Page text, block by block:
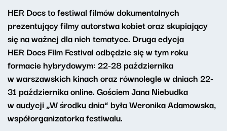
HER Docs to festiwal filmów dokumentalnych
prezentujący filmy autorstwa kobiet oraz skupiający
się na ważnej dla nich tematyce. Druga edycja
HER Docs Film Festival odbędzie się w tym roku
formacie hybrydowym: 22-28 października
w warszawskich kinach oraz równolegle w dniach 22-
31 października online. Gościem Jana Niebudka
w audycji „W środku dnia” była Weronika Adamowska,
współorganizatorka festiwalu.